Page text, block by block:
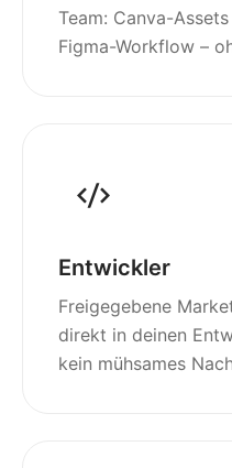
Team: Canva-
Figma-Workflow –
Entwickler
Freigegebene
direkt in deinen
kein mühsames